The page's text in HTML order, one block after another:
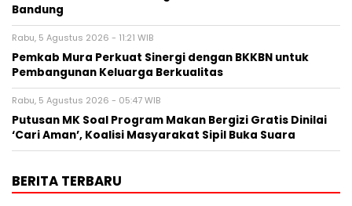
Bandung
Rabu, 5 Agustus 2026 - 11:21 WIB
Pemkab Mura Perkuat Sinergi dengan BKKBN untuk
Pembangunan Keluarga Berkualitas
Rabu, 5 Agustus 2026 - 05:47 WIB
Putusan MK Soal Program Makan Bergizi Gratis Dinilai
‘Cari Aman’, Koalisi Masyarakat Sipil Buka Suara
BERITA TERBARU